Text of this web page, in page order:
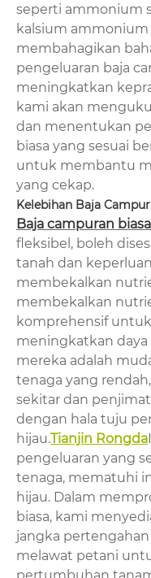
seperti ammonium
kalsium ammonium
membahagikan
pengeluaran baja
meningkatkan
kami akan
dan menentukan
biasa yang sesuai
untuk membantu
yang cekap.
Kelebihan Baja
Baja campuran biasa
fleksibel, boleh
tanah dan
membekalkan
membekalkan
komprehensif
meningkatkan daya
mereka adalah
tenaga yang
sekitar dan
dengan hala tuju
hijau.Tianjin Rongda
pengeluaran yang
tenaga, mematuhi
hijau. Dalam
biasa, kami
jangka
melawat petani